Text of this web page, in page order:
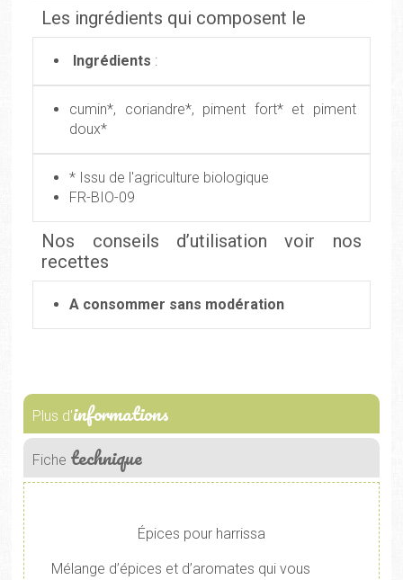
Les ingrédients qui composent le
Ingrédients :
cumin*, coriandre*, piment fort* et piment
doux*
* Issu de l'agriculture biologique
FR-BIO-09
Nos conseils d’utilisation voir nos
recettes
A consommer sans modération
Plus d'informations
Fiche technique
Épices pour harrissa
Mélange d’épices et d’aromates qui vous